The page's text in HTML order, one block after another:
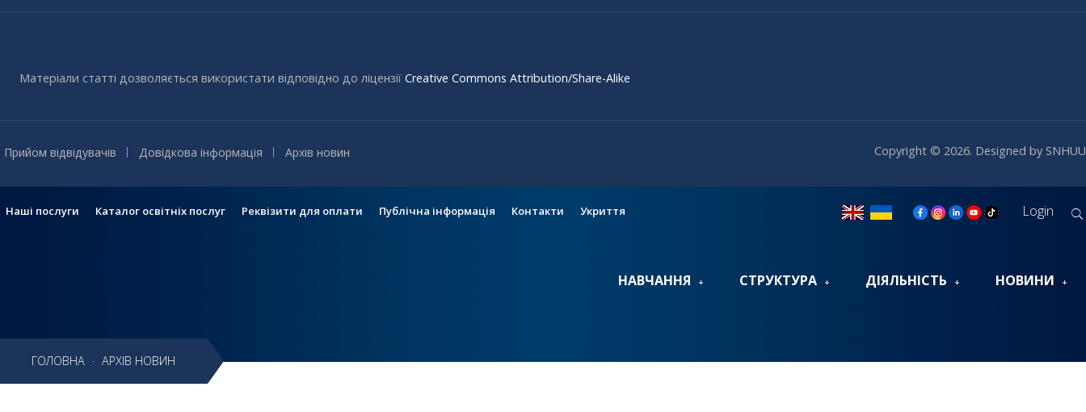
Матеріали статті дозволяється використати відповідно до ліцензії Creative Commons Attribution/Share-Alike
Прийом відвідувачів Довідкова інформація Архів новин Copyright © 2026. Designed by SNHUU
Головна
Наші послуги Каталог освітніх послуг Реквізити для оплати Публічна інформація Контакти Укриття Login
НАВЧАННЯ СТРУКТУРА ДІЯЛЬНІСТЬ НОВИНИ
ГОЛОВНА · АРХІВ НОВИН